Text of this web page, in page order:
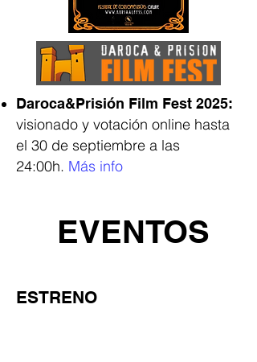
Daroca&Prisión Film Fest 2025:
visionado y votación online hasta
el 30 de septiembre a las
24:00h. Más info
EVENTOS
ESTRENO